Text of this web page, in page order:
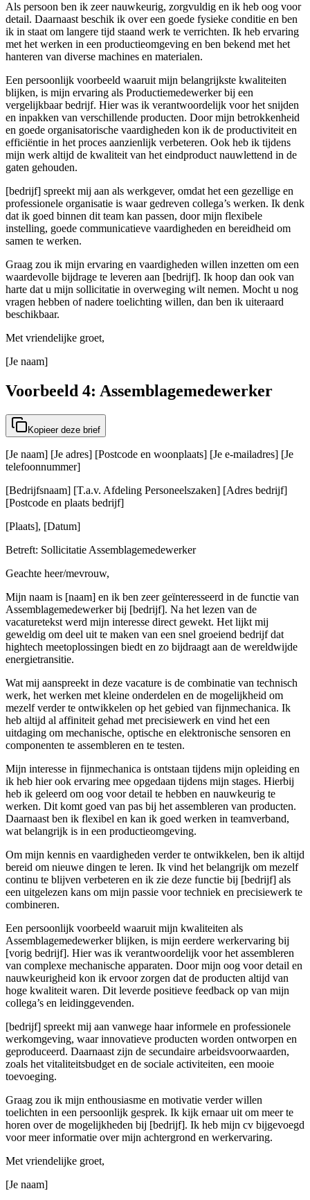
Als persoon ben ik zeer nauwkeurig, zorgvuldig en ik heb oog voor
detail. Daarnaast beschik ik over een goede fysieke conditie en ben
ik in staat om langere tijd staand werk te verrichten. Ik heb ervaring
met het werken in een productieomgeving en ben bekend met het
hanteren van diverse machines en materialen.
Een persoonlijk voorbeeld waaruit mijn belangrijkste kwaliteiten
blijken, is mijn ervaring als Productiemedewerker bij een
vergelijkbaar bedrijf. Hier was ik verantwoordelijk voor het snijden
en inpakken van verschillende producten. Door mijn betrokkenheid
en goede organisatorische vaardigheden kon ik de productiviteit en
efficiëntie in het proces aanzienlijk verbeteren. Ook heb ik tijdens
mijn werk altijd de kwaliteit van het eindproduct nauwlettend in de
gaten gehouden.
[bedrijf] spreekt mij aan als werkgever, omdat het een gezellige en
professionele organisatie is waar gedreven collega’s werken. Ik denk
dat ik goed binnen dit team kan passen, door mijn flexibele
instelling, goede communicatieve vaardigheden en bereidheid om
samen te werken.
Graag zou ik mijn ervaring en vaardigheden willen inzetten om een
waardevolle bijdrage te leveren aan [bedrijf]. Ik hoop dan ook van
harte dat u mijn sollicitatie in overweging wilt nemen. Mocht u nog
vragen hebben of nadere toelichting willen, dan ben ik uiteraard
beschikbaar.
Met vriendelijke groet,
[Je naam]
Voorbeeld 4: Assemblagemedewerker
Kopieer deze brief
[Je naam] [Je adres] [Postcode en woonplaats] [Je e-mailadres] [Je
telefoonnummer]
[Bedrijfsnaam] [T.a.v. Afdeling Personeelszaken] [Adres bedrijf]
[Postcode en plaats bedrijf]
[Plaats], [Datum]
Betreft: Sollicitatie Assemblagemedewerker
Geachte heer/mevrouw,
Mijn naam is [naam] en ik ben zeer geïnteresseerd in de functie van
Assemblagemedewerker bij [bedrijf]. Na het lezen van de
vacaturetekst werd mijn interesse direct gewekt. Het lijkt mij
geweldig om deel uit te maken van een snel groeiend bedrijf dat
hightech meetoplossingen biedt en zo bijdraagt aan de wereldwijde
energietransitie.
Wat mij aanspreekt in deze vacature is de combinatie van technisch
werk, het werken met kleine onderdelen en de mogelijkheid om
mezelf verder te ontwikkelen op het gebied van fijnmechanica. Ik
heb altijd al affiniteit gehad met precisiewerk en vind het een
uitdaging om mechanische, optische en elektronische sensoren en
componenten te assembleren en te testen.
Mijn interesse in fijnmechanica is ontstaan tijdens mijn opleiding en
ik heb hier ook ervaring mee opgedaan tijdens mijn stages. Hierbij
heb ik geleerd om oog voor detail te hebben en nauwkeurig te
werken. Dit komt goed van pas bij het assembleren van producten.
Daarnaast ben ik flexibel en kan ik goed werken in teamverband,
wat belangrijk is in een productieomgeving.
Om mijn kennis en vaardigheden verder te ontwikkelen, ben ik altijd
bereid om nieuwe dingen te leren. Ik vind het belangrijk om mezelf
continu te blijven verbeteren en ik zie deze functie bij [bedrijf] als
een uitgelezen kans om mijn passie voor techniek en precisiewerk te
combineren.
Een persoonlijk voorbeeld waaruit mijn kwaliteiten als
Assemblagemedewerker blijken, is mijn eerdere werkervaring bij
[vorig bedrijf]. Hier was ik verantwoordelijk voor het assembleren
van complexe mechanische apparaten. Door mijn oog voor detail en
nauwkeurigheid kon ik ervoor zorgen dat de producten altijd van
hoge kwaliteit waren. Dit leverde positieve feedback op van mijn
collega’s en leidinggevenden.
[bedrijf] spreekt mij aan vanwege haar informele en professionele
werkomgeving, waar innovatieve producten worden ontworpen en
geproduceerd. Daarnaast zijn de secundaire arbeidsvoorwaarden,
zoals het vitaliteitsbudget en de sociale activiteiten, een mooie
toevoeging.
Graag zou ik mijn enthousiasme en motivatie verder willen
toelichten in een persoonlijk gesprek. Ik kijk ernaar uit om meer te
horen over de mogelijkheden bij [bedrijf]. Ik heb mijn cv bijgevoegd
voor meer informatie over mijn achtergrond en werkervaring.
Met vriendelijke groet,
[Je naam]